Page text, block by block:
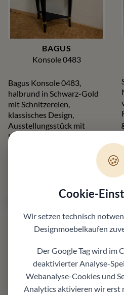
BAGUS
Konsole 0483
Bagus Konsole 0483,
halbrund in Schwarz-Gold
mit Schnitzereien,
klassisches Design,
Ausstellungsstück mit
Lagerspuren – 81×80×41
DEELMANN
Landhausesstisch
🍪
Cookie-
Wir setzen technisch
Designmoebelkaufen
Der Google Tag wird im
deaktivierter Analyse-
Webanalyse-Cookies und
Analytics aktivieren wir erst